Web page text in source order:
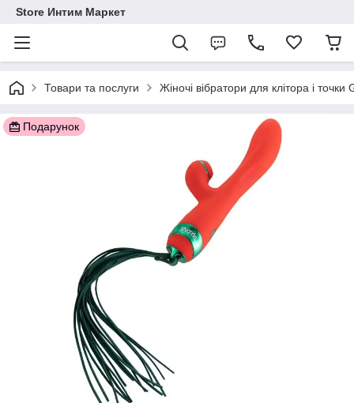
Store Интим Маркет
Товари та послуги Жіночі вібратори для клітора і
Подарунок